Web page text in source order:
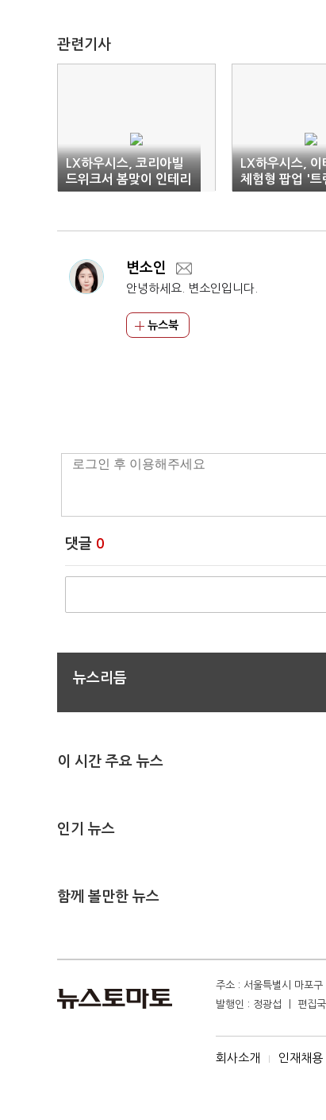
관련기사
LX하우시스, 코리아빌
드위크서 봄맞이 인테리
어 수요 공략
LX하우시스, 이
체험형 팝업 '트
연다
변소인
안녕하세요. 변소인입니다.
뉴스북
댓글 0
뉴스리듬
이 시간 주요 뉴스
인기 뉴스
함께 볼만한 뉴스
주소 : 서울특별시 마포
발행인 : 정광섭 ㅣ 편집
회사소개 I 인재채용